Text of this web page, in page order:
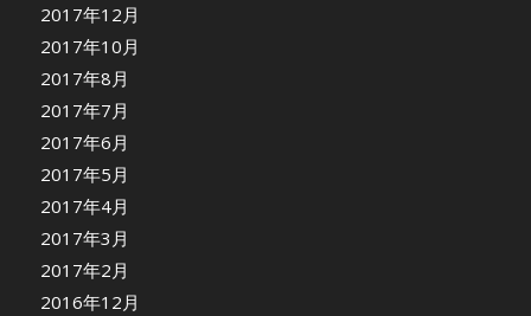
2017年12月
2017年10月
2017年8月
2017年7月
2017年6月
2017年5月
2017年4月
2017年3月
2017年2月
2016年12月